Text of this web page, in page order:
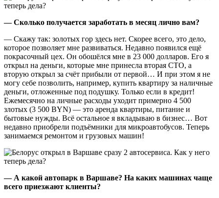
— Сколько получается заработать в месяц лично вам?
— Скажу так: золотых гор здесь нет. Скорее всего, это дело,
которое позволяет мне развиваться. Недавно появился ещё
покрасочный цех. Он обошёлся мне в 23 000 долларов. Его я
открыл на деньги, которые мне принесла вторая СТО, а
вторую открыл за счёт прибыли от первой… И при этом я не
могу себе позволить, например, купить квартиру за наличные
деньги, отложенные под подушку. Только если в кредит!
Ежемесячно на личные расходы уходит примерно 4 500
злотых (3 500 BYN) — это аренда квартиры, питание и
бытовые нужды. Всё остальное я вкладываю в бизнес… Вот
недавно приобрели подъёмники для микроавтобусов. Теперь
занимаемся ремонтом и грузовых машин!
— А какой автопарк в Варшаве? На каких машинах чаще
всего приезжают клиенты?